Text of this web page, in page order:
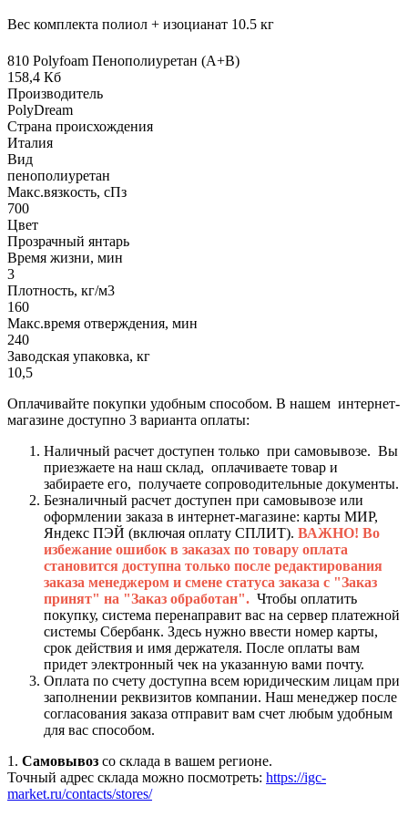
Вес комплекта полиол + изоцианат 10.5 кг
810 Polyfoam Пенополиуретан (А+В)
158,4 Кб
Производитель
PolyDream
Страна происхождения
Италия
Вид
пенополиуретан
Макс.вязкoсть, сПз
700
Цвет
Прозрачный янтарь
Время жизни, мин
3
Плотность, кг/м3
160
Макс.время отверждения, мин
240
Заводская упаковка, кг
10,5
Оплачивайте покупки удобным способом. В нашем интернет-
магазине доступно 3 варианта оплаты:
Наличный расчет доступен только при самовывозе. Вы
приезжаете на наш склад, оплачиваете товар и
забираете его, получаете сопроводительные документы.
Безналичный расчет доступен при самовывозе или
оформлении заказа в интернет-магазине: карты МИР,
Яндекс ПЭЙ (включая оплату СПЛИТ). ВАЖНО! Во
избежание ошибок в заказах по товару оплата
становится доступна только после редактирования
заказа менеджером и смене статуса заказа с "Заказ
принят" на "Заказ обработан". Чтобы оплатить
покупку, система перенаправит вас на сервер платежной
системы Сбербанк. Здесь нужно ввести номер карты,
срок действия и имя держателя. После оплаты вам
придет электронный чек на указанную вами почту.
Оплата по счету доступна всем юридическим лицам при
заполнении реквизитов компании. Наш менеджер после
согласования заказа отправит вам счет любым удобным
для вас способом.
1. Самовывоз со склада в вашем регионе.
Точный адрес склада можно посмотреть: https://igc-
market.ru/contacts/stores/